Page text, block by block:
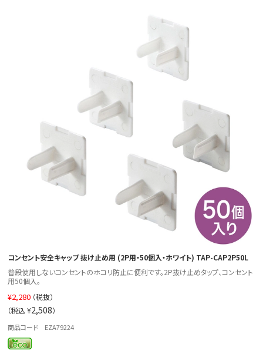
コンセント安全キャップ 抜け止め用 (2P用・50個入・ホワイト) TAP-CAP2P50L
普段使用しないコンセントのホコリ防止に便利です。2P抜け止めタップ、コンセント
用50個入。
¥2,280 （税抜）
（税込 ¥2,508）
商品コード EZA79224